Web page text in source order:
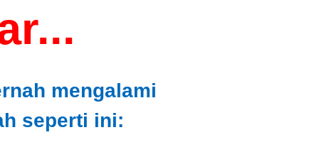
mengalami
seperti ini: